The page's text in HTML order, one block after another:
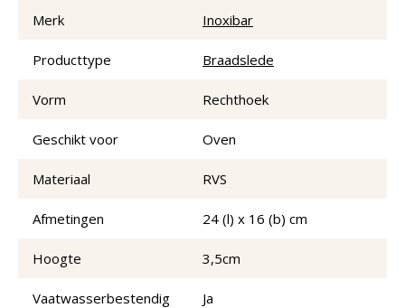
Merk Inoxibar
Producttype Braadslede
Vorm Rechthoek
Geschikt voor Oven
Materiaal RVS
Afmetingen 24 (l) x 16 (b) cm
Hoogte 3,5cm
Vaatwasserbestendig Ja